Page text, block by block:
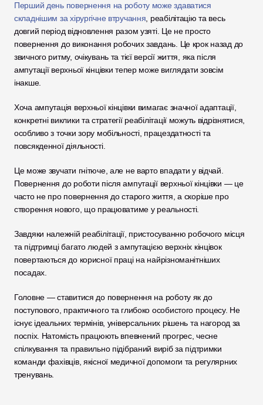
Перший день повернення на роботу може здаватися
складнішим за хірургічне втручання , реабілітацію та весь
довгий період відновлення разом узяті. Це не просто
повернення до виконання робочих завдань. Це крок назад до
звичного ритму, очікувань та тієї версії життя, яка після
ампутації верхньої кінцівки тепер може виглядати зовсім
інакше.
Хоча ампутація верхньої кінцівки вимагає значної адаптації,
конкретні виклики та стратегії реабілітації можуть відрізнятися,
особливо з точки зору мобільності, працездатності та
повсякденної діяльності.
Це може звучати гнітюче, але не варто впадати у відчай.
Повернення до роботи після ампутації верхньої кінцівки — це
часто не про повернення до старого життя, а скоріше про
створення нового, що працюватиме у реальності.
Завдяки належній реабілітації, пристосуванню робочого місця
та підтримці багато людей з ампутацією верхніх кінцівок
повертаються до корисної праці на найрізноманітніших
посадах.
Головне — ставитися до повернення на роботу як до
поступового, практичного та глибоко особистого процесу. Не
існує ідеальних термінів, універсальних рішень та нагород за
поспіх. Натомість працюють впевнений прогрес, чесне
спілкування та правильно підібраний виріб за підтримки
команди фахівців, якісної медичної допомоги та регулярних
тренувань.